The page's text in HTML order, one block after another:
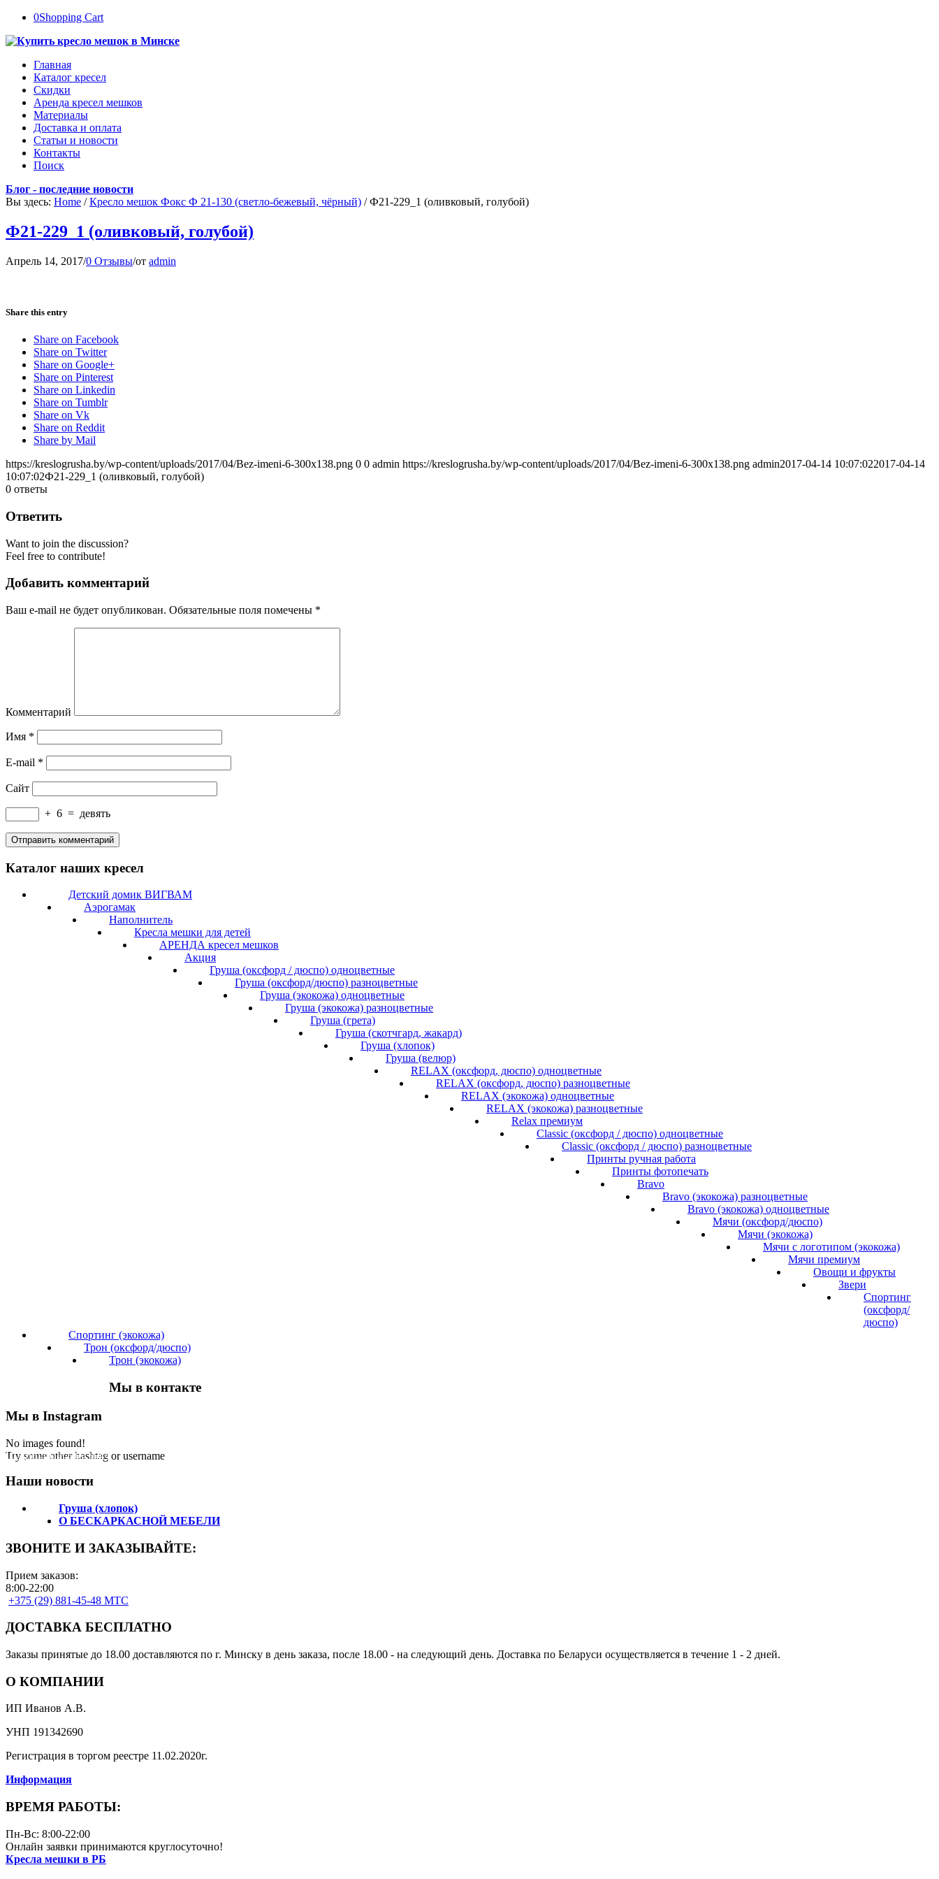
0Shopping Cart
Главная
Каталог кресел
Скидки
Аренда кресел мешков
Материалы
Доставка и оплата
Статьи и новости
Контакты
Поиск
Блог - последние новости
Вы здесь: Home / Кресло мешок Фокс Ф 21-130 (светло-бежевый, чёрный) / Ф21-229_1 (оливковый, голубой)
Ф21-229_1 (оливковый, голубой)
Апрель 14, 2017/0 Отзывы/от admin
Share this entry
Share on Facebook
Share on Twitter
Share on Google+
Share on Pinterest
Share on Linkedin
Share on Tumblr
Share on Vk
Share on Reddit
Share by Mail
https://kreslogrusha.by/wp-content/uploads/2017/04/Bez-imeni-6-300x138.png 0 0 admin https://kreslogrusha.by/wp-content/uploads/2017/04/Bez-imeni-6-300x138.png admin2017-04-14 10:07:022017-04-14
10:07:02Ф21-229_1 (оливковый, голубой)
0 ответы
Ответить
Want to join the discussion?
Feel free to contribute!
Добавить комментарий
Ваш e-mail не будет опубликован. Обязательные поля помечены *
Комментарий
Имя *
E-mail *
Сайт
+ 6 = девять
Каталог наших кресел
Детский домик ВИГВАМ
Аэрогамак
Наполнитель
Кресла мешки для детей
АРЕНДА кресел мешков
Акция
Груша (оксфорд / дюспо) одноцветные
Груша (оксфорд/дюспо) разноцветные
Груша (экокожа) одноцветные
Груша (экокожа) разноцветные
Груша (грета)
Груша (скотчгард, жакард)
Груша (хлопок)
Груша (велюр)
RELAX (оксфорд, дюспо) одноцветные
RELAX (оксфорд, дюспо) разноцветные
RELAX (экокожа) одноцветные
RELAX (экокожа) разноцветные
Relax премиум
Classic (оксфорд / дюспо) одноцветные
Classic (оксфорд / дюспо) разноцветные
Принты ручная работа
Принты фотопечать
Bravo
Bravo (экокожа) разноцветные
Bravo (экокожа) одноцветные
Мячи (оксфорд/дюспо)
Мячи (экокожа)
Мячи с логотипом (экокожа)
Мячи премиум
Овощи и фрукты
Звери
Спортинг
(оксфорд/
дюспо)
Спортинг (экокожа)
Трон (оксфорд/дюспо)
Трон (экокожа)
Мы в контакте
Мы в Instagram
No images found!
Try some other hashtag or username
Подпишитесь на нас!
Наши новости
Груша (хлопок)
О БЕСКАРКАСНОЙ МЕБЕЛИ
ЗВОНИТЕ И ЗАКАЗЫВАЙТЕ:
Прием заказов:
8:00-22:00
+375 (29) 881-45-48 МТС
ДОСТАВКА БЕСПЛАТНО
Заказы принятые до 18.00 доставляются по г. Минску в день заказа, после 18.00 - на следующий день. Доставка по Беларуси осуществляется в течение 1 - 2 дней.
О КОМПАНИИ
ИП Иванов А.В.
УНП 191342690
Регистрация в торгом реестре 11.02.2020г.
Информация
ВРЕМЯ РАБОТЫ:
Пн-Вс: 8:00-22:00
Онлайн заявки принимаются круглосуточно!
Кресла мешки в РБ